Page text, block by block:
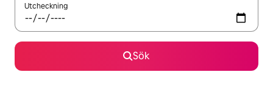
Utcheckning
Sök